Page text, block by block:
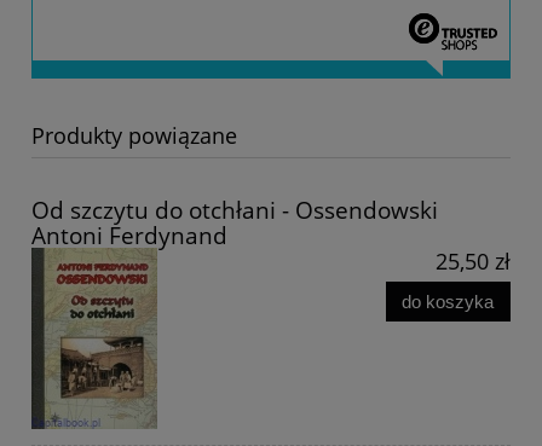
Produkty powiązane
Od szczytu do otchłani - Ossendowski
Antoni Ferdynand
25,50 zł
do koszyka